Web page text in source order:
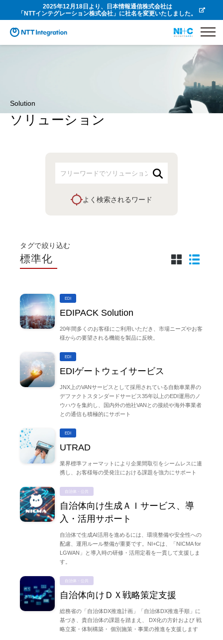
2025年12月18日より、日本情報通信株式会社は
「NTTインテグレーション株式会社」に社名を変更いたしました。
Solution
ソリューション
よく検索されるワード
タグで絞り込む
標準化
EDI
EDIPACK Solution
20年間多くのお客様にご利用いただき、市場ニーズやお客
様からの要望される機能を製品に反映。
EDI
EDIゲートウェイサービス
JNX上のVANサービスとして採用されている自動車業界の
デファクトスタンダードサービス35年以上のEDI運用のノ
ウハウを集約し、国内外の他社VANとの接続や海外事業者
との通信も積極的にサポート
EDI
UTRAD
業界標準フォーマットにより企業間取引をシームレスに連
携し、お客様毎の受発注における課題を強力にサポート
自治体・公共
自治体向け生成ＡＩサービス、導
入・活用サポート
自治体で生成AI活用を進めるには、環境整備や安全性への
配慮、運用ルール整備が重要です。NI+Cは、「NICMA for
LGWAN」と導入時の研修・活用定着を一貫して支援しま
す。
自治体・公共
自治体向けＤＸ戦略策定支援
総務省の「自治体DX推進計画」「自治体DX推進手順」に
基づき、貴自治体の課題を踏まえ、 DX化の方針および 戦
略立案・体制構築・ 個別施策・事業の推進を支援します